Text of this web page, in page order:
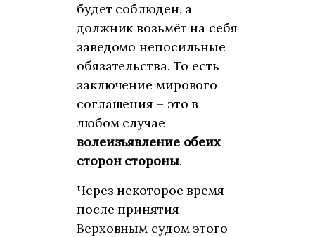
будет соблюден, а
должник возьмёт на себя
заведомо непосильные
обязательства. То есть
заключение мирового
соглашения – это в
любом случае
волеизъявление обеих
сторон стороны.
Через некоторое время
после принятия
Верховным судом этого